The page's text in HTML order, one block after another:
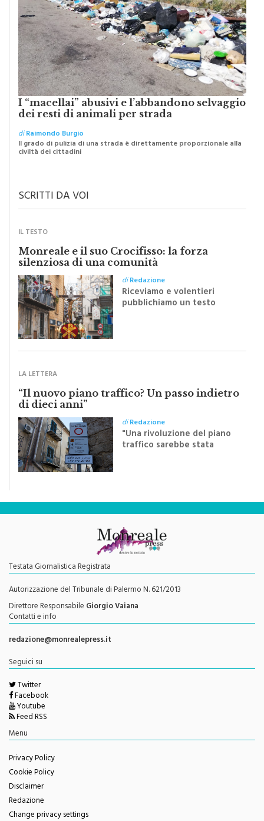
I “macellai” abusivi e l’abbandono selvaggio
dei resti di animali per strada
diRaimondo Burgio
Il grado di pulizia di una strada è direttamente proporzionale alla
civiltà dei cittadini
Monreale e il suo Crocifisso: la forza
silenziosa di una comunità
diRedazione
Riceviamo e volentieri
pubblichiamo un testo
inviato dalla scrittrice
monrealese Mariella
“Il nuovo piano traffico? Un passo indietro
di dieci anni”
"Una rivoluzione del piano
traffico sarebbe stata
efficace se preceduta da
una rivoluzione culturale"
Testata Giornalistica Registrata
Autorizzazione del Tribunale di Palermo N. 621/2013
Direttore ResponsabileGiorgio Vaiana
Contatti e info
redazione@monrealepress.it
Twitter
Facebook
Youtube
Feed RSS
Menu
Privacy Policy
Cookie Policy
Disclaimer
Redazione
Change privacy settings
Questo sito è associato alla